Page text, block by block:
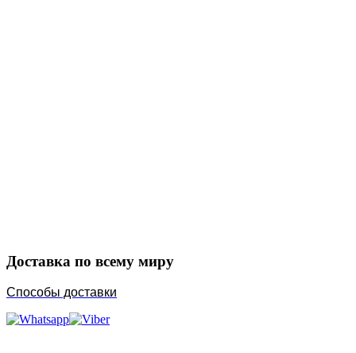
Доставка по всему миру
Способы доставки